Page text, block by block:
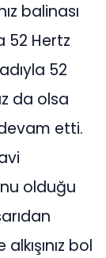
balinası
52 Hertz
52
da olsa
etti.
olduğu
bol